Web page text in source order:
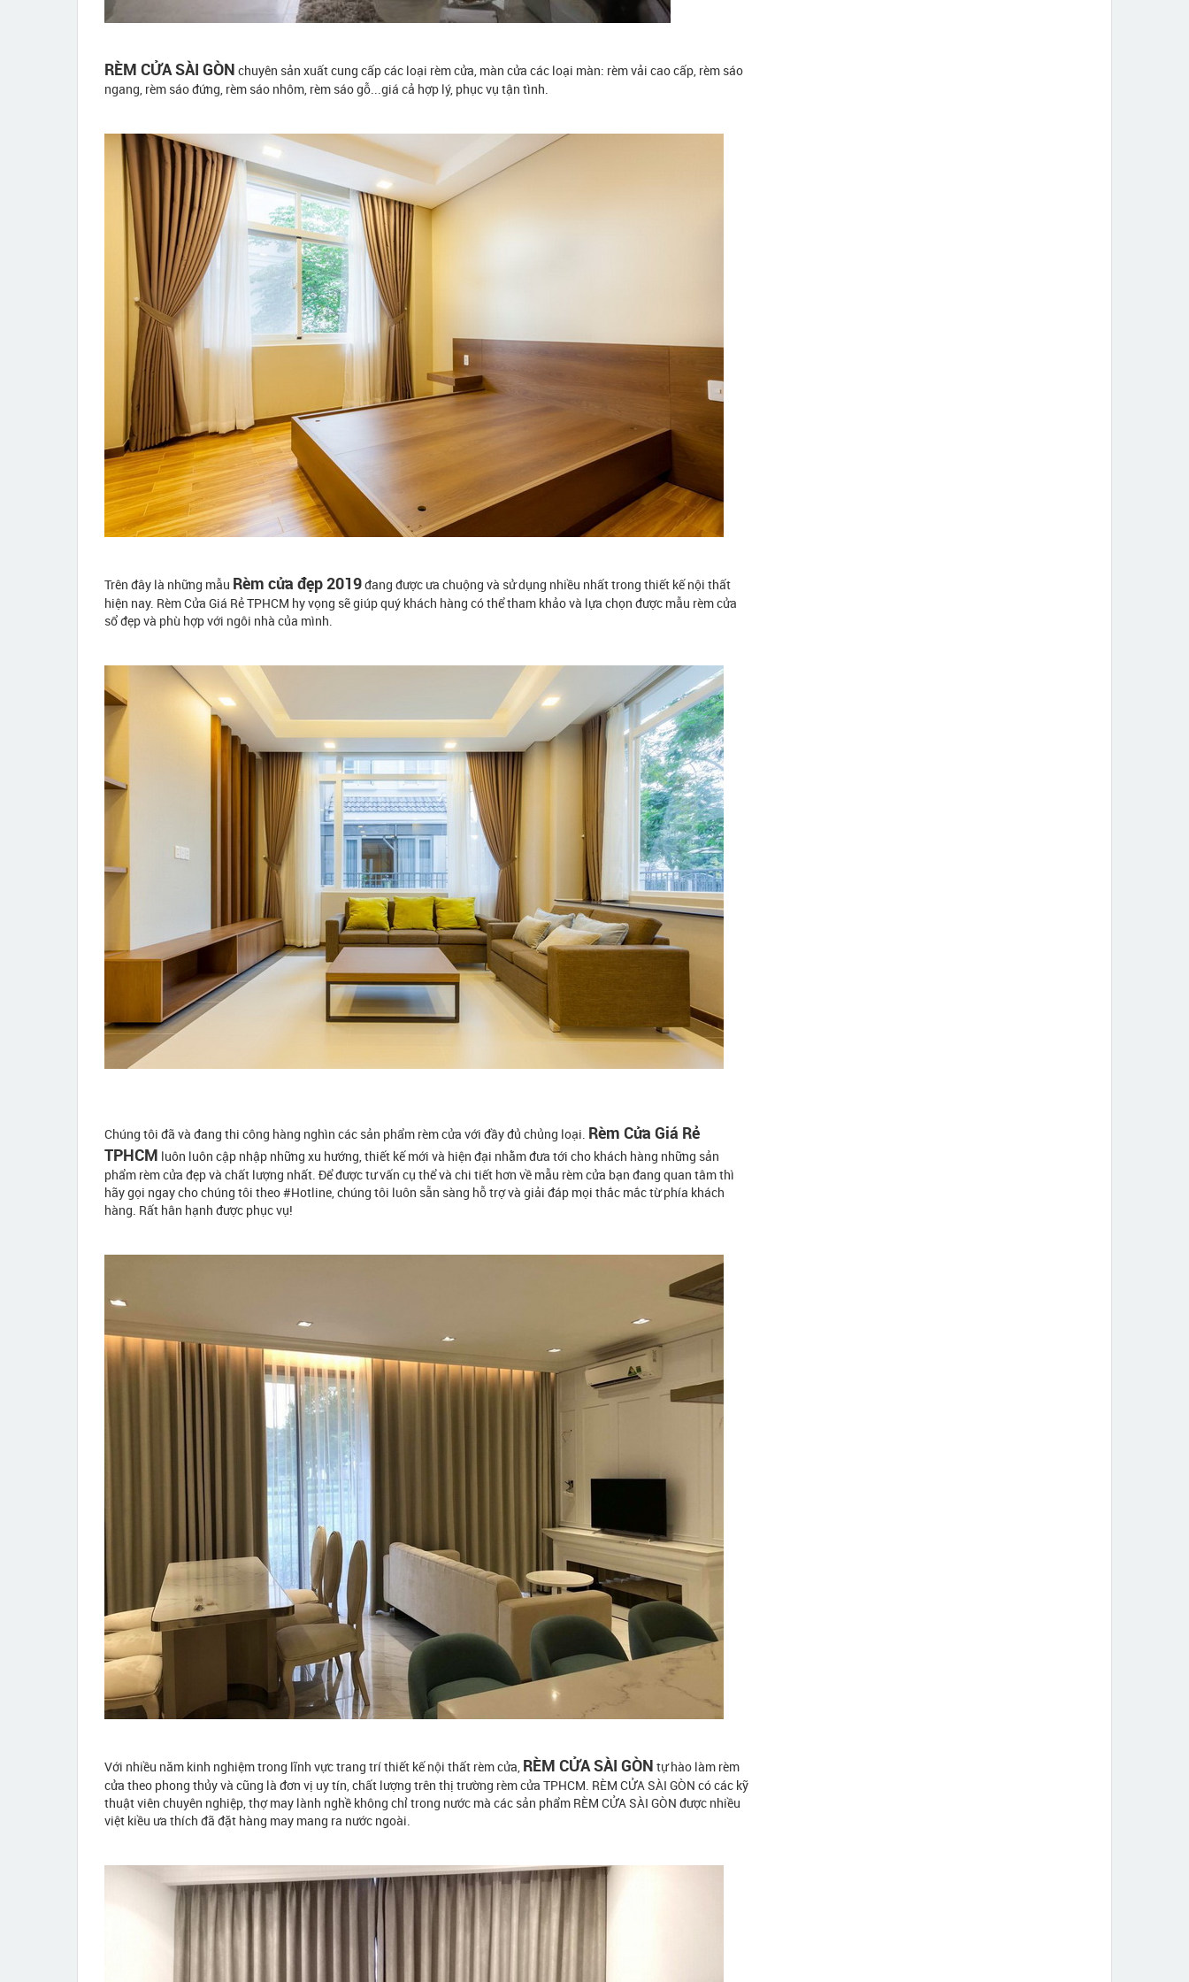
RÈM CỬA SÀI GÒN chuyên sản xuất cung cấp các loại rèm cửa, màn cửa các loại màn: rèm vải cao cấp, rèm sáo
ngang, rèm sáo đứng, rèm sáo nhôm, rèm sáo gỗ...giá cả hợp lý, phục vụ tận tình.
Trên đây là những mẫu Rèm cửa đẹp 2019đang được ưa chuộng và sử dụng nhiều nhất trong thiết kế nội thất
hiện nay. Rèm Cửa Giá Rẻ TPHCM hy vọng sẽ giúp quý khách hàng có thể tham khảo và lựa chọn được mẫu rèm cửa
sổ đẹp và phù hợp với ngôi nhà của mình.
Chúng tôi đã và đang thi công hàng nghìn các sản phẩm rèm cửa với đầy đủ chủng loại. Rèm Cửa Giá Rẻ
TPHCM luôn luôn cập nhập những xu hướng, thiết kế mới và hiện đại nhằm đưa tới cho khách hàng những sản
phẩm rèm cửa đẹp và chất lượng nhất. Để được tư vấn cụ thể và chi tiết hơn về mẫu rèm cửa bạn đang quan tâm thì
hãy gọi ngay cho chúng tôi theo #Hotline, chúng tôi luôn sẵn sàng hỗ trợ và giải đáp mọi thắc mắc từ phía khách
hàng. Rất hân hạnh được phục vụ!
Với nhiều năm kinh nghiệm trong lĩnh vực trang trí thiết kế nội thất rèm cửa, RÈM CỬA SÀI GÒN tự hào làm rèm
cửa theo phong thủy và cũng là đơn vị uy tín, chất lượng trên thị trường rèm cửa TPHCM. RÈM CỬA SÀI GÒN có các kỹ
thuật viên chuyên nghiệp, thợ may lành nghề không chỉ trong nước mà các sản phẩm RÈM CỬA SÀI GÒN được nhiều
việt kiều ưa thích đã đặt hàng may mang ra nước ngoài.